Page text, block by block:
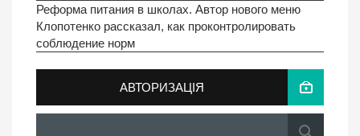
Реформа питания в школах. Автор нового меню
Клопотенко рассказал, как проконтролировать
соблюдение норм
АВТОРИЗАЦІЯ